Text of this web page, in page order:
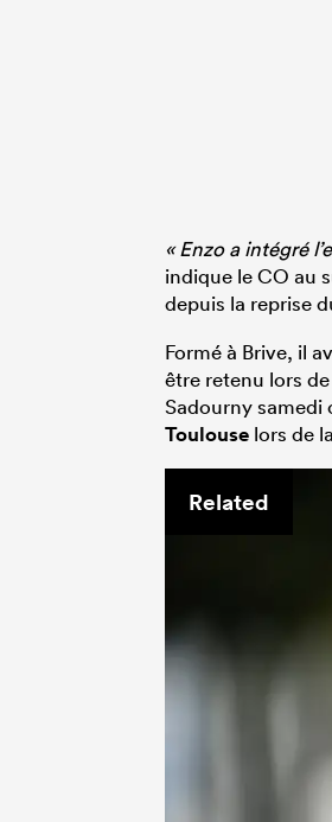
« Enzo a intégré
indique le CO au
depuis la reprise
Formé à Brive, il
être retenu lors
Sadourny samedi
Toulouse lors de
Related